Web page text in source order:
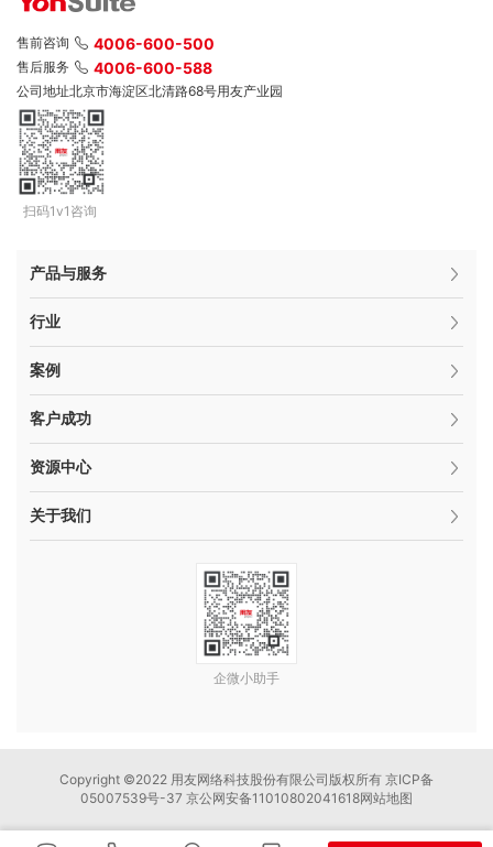
售前咨询 4006-600-500
售后服务 4006-600-588
公司地址北京市海淀区北清路68号用友产业园
扫码1v1咨询
产品与服务
行业
案例
客户成功
资源中心
关于我们
企微小助手
Copyright ©2022 用友网络科技股份有限公司版权所有 京ICP备
05007539号-37 京公网安备11010802041618网站地图